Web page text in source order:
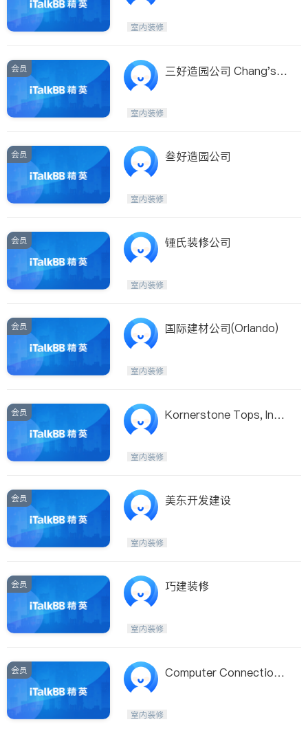
室内装修
会员
三好造园公司 Chang's D
室内装修
会员 叁好造园公司
室内装修
会员 锺氏装修公司
室内装修
会员 国际建材公司(Orlando)
室内装修
会员
Kornerstone Tops, Inc.
室内装修
会员 美东开发建设
室内装修
会员 巧建装修
室内装修
会员
Computer Connections
室内装修